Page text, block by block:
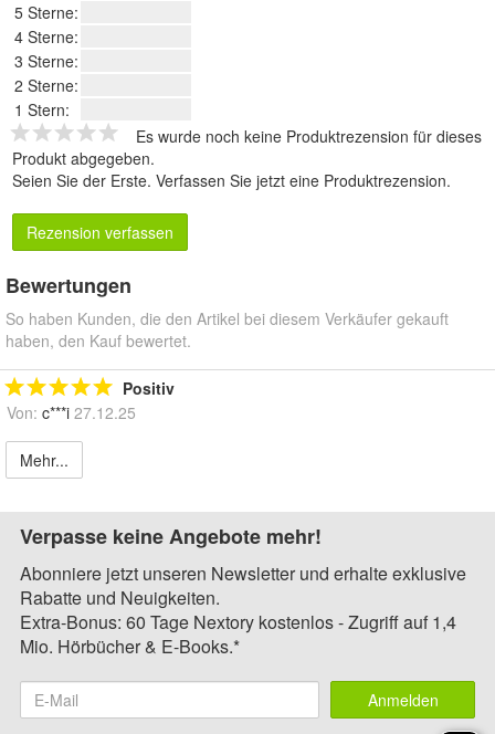
5 Sterne:
4 Sterne:
3 Sterne:
2 Sterne:
1 Stern:
Es wurde noch keine Produktrezension für dieses
Produkt abgegeben.
Seien Sie der Erste. Verfassen Sie jetzt eine Produktrezension.
Rezension verfassen
Bewertungen
So haben Kunden, die den Artikel bei diesem Verkäufer gekauft
haben, den Kauf bewertet.
Positiv
Von: c***i 27.12.25
Mehr...
Verpasse keine Angebote mehr!
Abonniere jetzt unseren Newsletter und erhalte exklusive
Rabatte und Neuigkeiten.
Extra-Bonus: 60 Tage Nextory kostenlos - Zugriff auf 1,4
Mio. Hörbücher & E-Books.*
Anmelden